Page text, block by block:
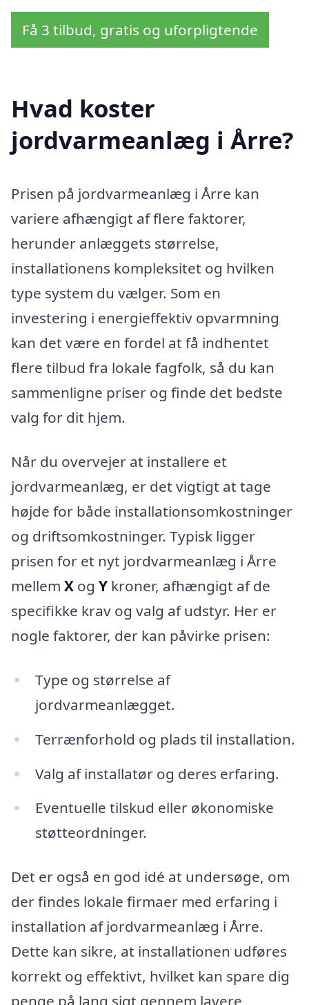
Få 3 tilbud, gratis og uforpligtende
Hvad koster
jordvarmeanlæg i Årre?
Prisen på jordvarmeanlæg i Årre kan
variere afhængigt af flere faktorer,
herunder anlæggets størrelse,
installationens kompleksitet og hvilken
type system du vælger. Som en
investering i energieffektiv opvarmning
kan det være en fordel at få indhentet
flere tilbud fra lokale fagfolk, så du kan
sammenligne priser og finde det bedste
valg for dit hjem.
Når du overvejer at installere et
jordvarmeanlæg, er det vigtigt at tage
højde for både installationsomkostninger
og driftsomkostninger. Typisk ligger
prisen for et nyt jordvarmeanlæg i Årre
mellem X og Y kroner, afhængigt af de
specifikke krav og valg af udstyr. Her er
nogle faktorer, der kan påvirke prisen:
Type og størrelse af
jordvarmeanlægget.
Terrænforhold og plads til installation.
Valg af installatør og deres erfaring.
Eventuelle tilskud eller økonomiske
støtteordninger.
Det er også en god idé at undersøge, om
der findes lokale firmaer med erfaring i
installation af jordvarmeanlæg i Årre.
Dette kan sikre, at installationen udføres
korrekt og effektivt, hvilket kan spare dig
penge på lang sigt gennem lavere